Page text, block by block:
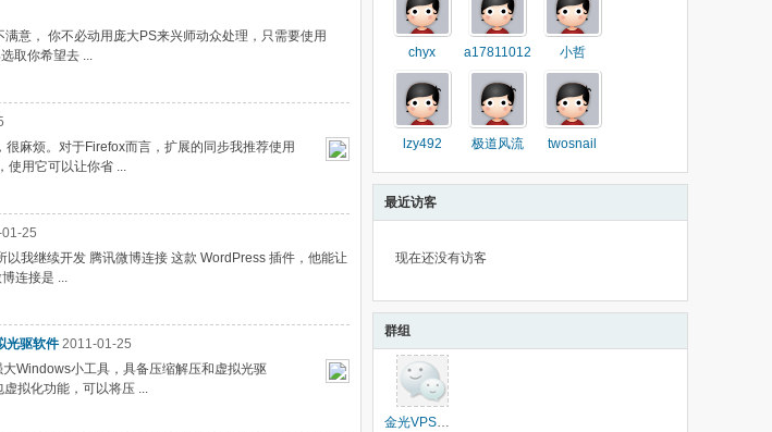
意， 你不必动用庞大PS来兴师动众处理，只需要使用
取你希望去 ...
麻烦。对于Firefox而言，扩展的同步我推荐使用
使用它可以让你省 ...
25
我继续开发 腾讯微博连接 这款 WordPress 插件，他能让
连接是 ...
光驱软件2011-01-25
Windows小工具，具备压缩解压和虚拟光驱
虚拟化功能，可以将压 ...
chyx a17811012 小哲
lzy492 极道风流 twosnail
最近访客
现在还没有访客
群组
金光VPS交流群